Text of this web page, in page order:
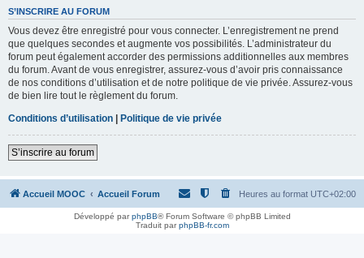
S’INSCRIRE AU FORUM
Vous devez être enregistré pour vous connecter. L’enregistrement ne prend
que quelques secondes et augmente vos possibilités. L’administrateur du
forum peut également accorder des permissions additionnelles aux membres
du forum. Avant de vous enregistrer, assurez-vous d’avoir pris connaissance
de nos conditions d’utilisation et de notre politique de vie privée. Assurez-vous
de bien lire tout le règlement du forum.
Conditions d’utilisation | Politique de vie privée
S’inscrire au forum
Accueil MOOC Accueil Forum Heures au format UTC+02:00
Développé parphpBB® Forum Software © phpBB Limited
Traduit parphpBB-fr.com